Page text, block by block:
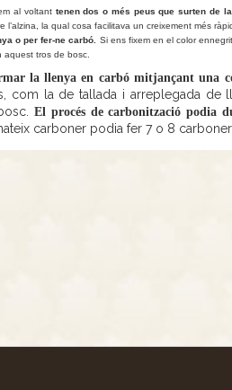
al voltant tenen dos o més peus que surten de
la qual cosa facilitava un creixement més
o per fer-ne carbó. Si ens fixem en el color
aquest tros de bosc.
la llenya en carbó mitjançant una
com la de tallada i arreplegada de
El procés de carbonització podia
carboner podia fer 7 o 8